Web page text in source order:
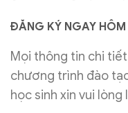
ĐĂNG KÝ NGAY
Mọi thông tin chi
chương trình đào
học sinh xin vui lòng